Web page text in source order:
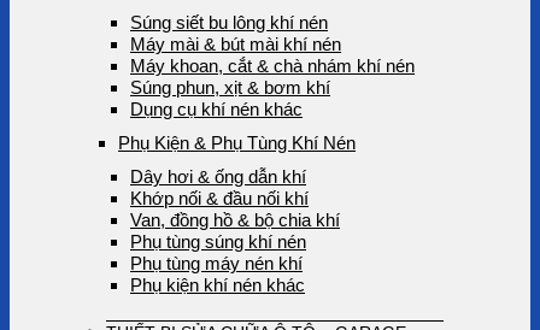
Súng siết bu lông khí nén
Máy mài & bút mài khí nén
Máy khoan, cắt & chà nhám khí nén
Súng phun, xịt & bơm khí
Dụng cụ khí nén khác
Phụ Kiện & Phụ Tùng Khí Nén
Dây hơi & ống dẫn khí
Khớp nối & đầu nối khí
Van, đồng hồ & bộ chia khí
Phụ tùng súng khí nén
Phụ tùng máy nén khí
Phụ kiện khí nén khác